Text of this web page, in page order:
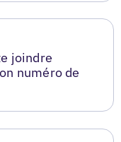
joindre
numéro de